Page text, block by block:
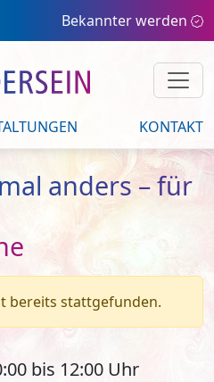
Bekannter werden
KONTAKT
anders – für
bereits stattgefunden.
bis 12:00 Uhr